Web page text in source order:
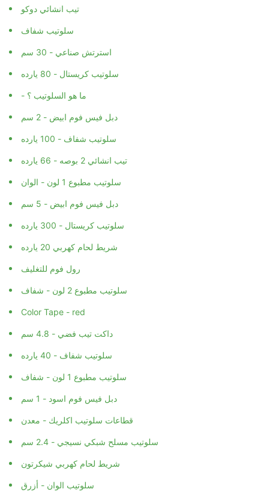
تيب انشائي دوكو
سلوتيب شفاف
استرتش صناعي - 30 سم
سلوتيب كريستال - 80 يارده
- ما هو السلوتيب ؟
دبل فيس فوم ابيض - 2 سم
سلوتيب شفاف - 100 يارده
تيب انشائي 2 بوصه - 66 يارده
سلوتيب مطبوع 1 لون - الوان
دبل فيس فوم ابيض - 5 سم
سلوتيب كريستال - 300 يارده
شريط لحام كهربي 20 يارده
رول فوم للتغليف
سلوتيب مطبوع 2 لون - شفاف
Color Tape - red
داكت تيب فضي - 4.8 سم
سلوتيب شفاف - 40 يارده
سلوتيب مطبوع 1 لون - شفاف
دبل فيس فوم اسود - 1 سم
قطاعات سلوتيب اكلريك - معدن
سلوتيب مسلح شبكي نسيجي - 2.4 سم
شريط لحام كهربي شيكرتون
سلوتيب الوان - أزرق